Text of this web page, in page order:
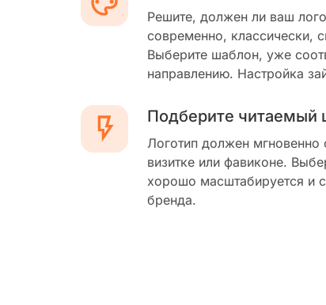
Решите, должен ли ваш
современно, классически,
Выберите шаблон, уже
направлению. Настройка
Подберите читаемый
Логотип должен мгновенно
визитке или фавиконе.
хорошо масштабируется и
бренда.